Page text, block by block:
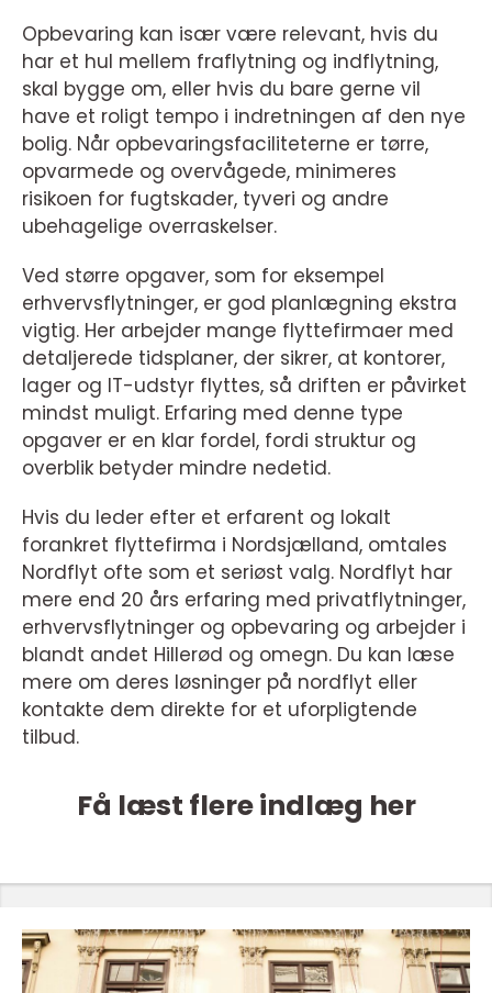
Opbevaring kan især være relevant, hvis du
har et hul mellem fraflytning og indflytning,
skal bygge om, eller hvis du bare gerne vil
have et roligt tempo i indretningen af den nye
bolig. Når opbevaringsfaciliteterne er tørre,
opvarmede og overvågede, minimeres
risikoen for fugtskader, tyveri og andre
ubehagelige overraskelser.
Ved større opgaver, som for eksempel
erhvervsflytninger, er god planlægning ekstra
vigtig. Her arbejder mange flyttefirmaer med
detaljerede tidsplaner, der sikrer, at kontorer,
lager og IT-udstyr flyttes, så driften er påvirket
mindst muligt. Erfaring med denne type
opgaver er en klar fordel, fordi struktur og
overblik betyder mindre nedetid.
Hvis du leder efter et erfarent og lokalt
forankret flyttefirma i Nordsjælland, omtales
Nordflyt ofte som et seriøst valg. Nordflyt har
mere end 20 års erfaring med privatflytninger,
erhvervsflytninger og opbevaring og arbejder i
blandt andet Hillerød og omegn. Du kan læse
mere om deres løsninger på nordflyt eller
kontakte dem direkte for et uforpligtende
tilbud.
Få læst flere indlæg her